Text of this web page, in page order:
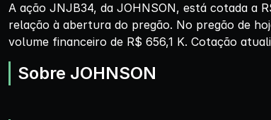
A ação JNJB34, da JOHNSON, está cotada a
relação à abertura do pregão. No pregão de
volume financeiro de R$ 656,1 K. Cotação
Sobre JOHNSON